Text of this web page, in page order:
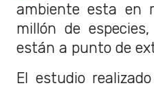
ambiente esta en
millón de
están a punto de
El estudio